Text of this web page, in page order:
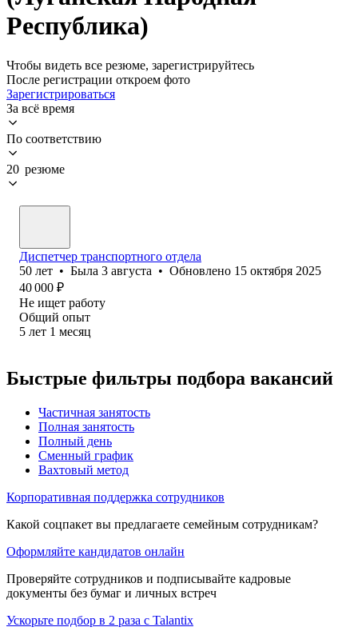
Республика)
Чтобы видеть все резюме, зарегистрируйтесь
После регистрации откроем фото
Зарегистрироваться
За всё время
По соответствию
20 резюме
Диспетчер транспортного отдела
50 лет • Была 3 августа • Обновлено 15 октября 2025
40 000 ₽
Не ищет работу
Общий опыт
5 лет 1 месяц
Быстрые фильтры подбора вакансий
Частичная занятость
Полная занятость
Полный день
Сменный график
Вахтовый метод
Корпоративная поддержка сотрудников
Какой соцпакет вы предлагаете семейным сотрудникам?
Оформляйте кандидатов онлайн
Проверяйте сотрудников и подписывайте кадровые
документы без бумаг и личных встреч
Ускорьте подбор в 2 раза с Talantix